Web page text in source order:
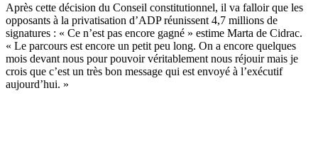
Après cette décision du Conseil constitutionnel, il va falloir que les
opposants à la privatisation d’ADP réunissent 4,7 millions de
signatures : « Ce n’est pas encore gagné » estime Marta de Cidrac.
« Le parcours est encore un petit peu long. On a encore quelques
mois devant nous pour pouvoir véritablement nous réjouir mais je
crois que c’est un très bon message qui est envoyé à l’exécutif
aujourd’hui. »